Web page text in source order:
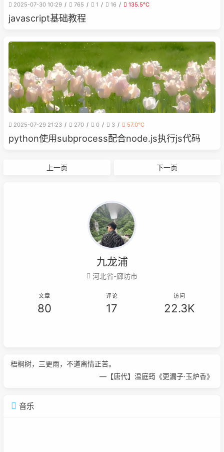
2025-07-30 10:29 765 1 16 135.5℃
javascript基础教程
2025-07-29 21:23 270 0 3 57.0℃
python使用subprocess配合node.js执行js代码
上一页 下一页
九龙浦
河北省-廊坊市
文章
80
评论
17
访问
22.3K
梧桐树，三更雨，不道离情正苦。
—【唐代】温庭筠《更漏子·玉炉香》
音乐